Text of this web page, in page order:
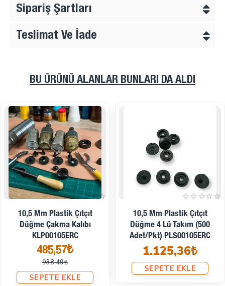
Sipariş Şartları
Teslimat Ve İade
BU ÜRÜNÜ ALANLAR BUNLARI DA ALDI
İndirimde
Kargoya Hazır
12,5 Mm 54 Sistem Koyu
Kırmızı Plastik Kapaklı Çıtçıt
100 Takım
ERC00125PLKKırmızı
328,94₺
İndirimde
Kargoya Hazır
12,5 Mm 54 Sistem Optik
100 Takım
ERC00125PLOBeyaz